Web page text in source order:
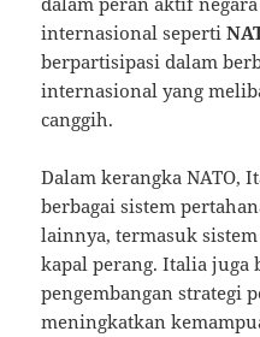
internasional seperti
berpartisipasi dalam
internasional yang
canggih.
Dalam kerangka NATO,
berbagai sistem
lainnya, termasuk
kapal perang. Italia juga
pengembangan strategi
meningkatkan